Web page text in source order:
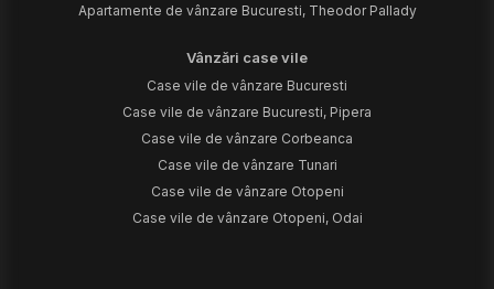
Apartamente de vânzare Bucuresti, Theodor Pallady
Vânzări case vile
Case vile de vânzare Bucuresti
Case vile de vânzare Bucuresti, Pipera
Case vile de vânzare Corbeanca
Case vile de vânzare Tunari
Case vile de vânzare Otopeni
Case vile de vânzare Otopeni, Odai